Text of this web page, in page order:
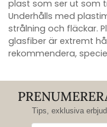
plast som ser ut som
Underhålls med
strålning och fläckar.
glasfiber är extremt
rekommendera,
Tips, exklusiva